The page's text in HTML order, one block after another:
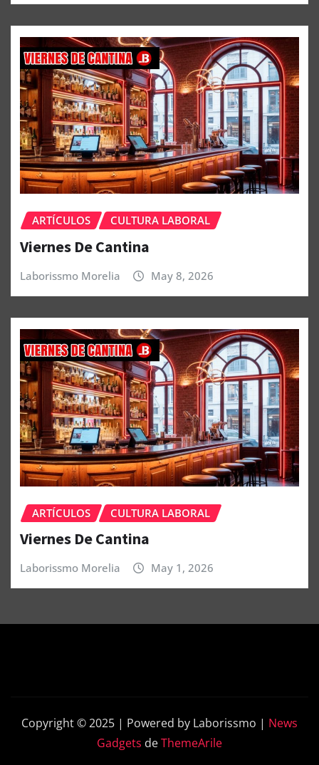
ARTÍCULOS CULTURA LABORAL
Viernes De Cantina
Laborissmo Morelia May 8, 2026
ARTÍCULOS CULTURA LABORAL
Viernes De Cantina
Laborissmo Morelia May 1, 2026
Copyright © 2025 | Powered by Laborissmo | News
Gadgets deThemeArile